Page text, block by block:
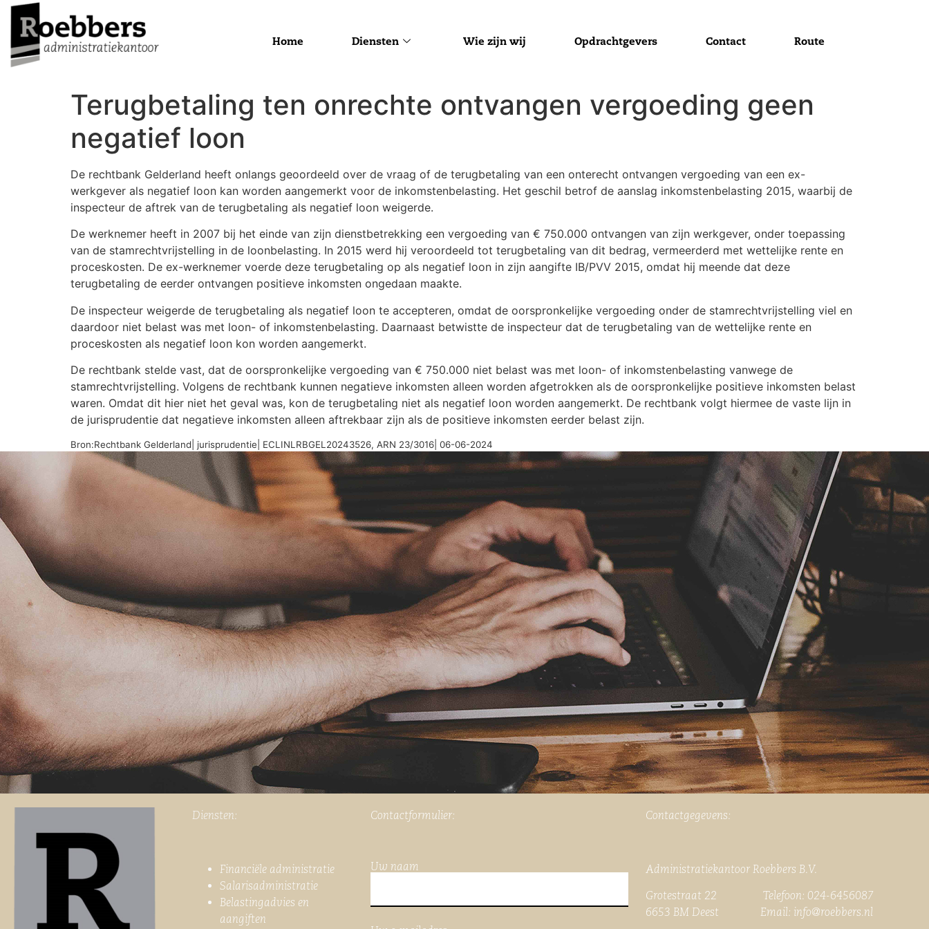
Home Diensten Wie zijn wij Opdrachtgevers Contact Route
Terugbetaling ten onrechte ontvangen vergoeding geen
negatief loon
De rechtbank Gelderland heeft onlangs geoordeeld over de vraag of de terugbetaling van een onterecht ontvangen vergoeding van een ex-
werkgever als negatief loon kan worden aangemerkt voor de inkomstenbelasting. Het geschil betrof de aanslag inkomstenbelasting 2015, waarbij de
inspecteur de aftrek van de terugbetaling als negatief loon weigerde.
De werknemer heeft in 2007 bij het einde van zijn dienstbetrekking een vergoeding van € 750.000 ontvangen van zijn werkgever, onder toepassing
van de stamrechtvrijstelling in de loonbelasting. In 2015 werd hij veroordeeld tot terugbetaling van dit bedrag, vermeerderd met wettelijke rente en
proceskosten. De ex-werknemer voerde deze terugbetaling op als negatief loon in zijn aangifte IB/PVV 2015, omdat hij meende dat deze
terugbetaling de eerder ontvangen positieve inkomsten ongedaan maakte.
De inspecteur weigerde de terugbetaling als negatief loon te accepteren, omdat de oorspronkelijke vergoeding onder de stamrechtvrijstelling viel en
daardoor niet belast was met loon- of inkomstenbelasting. Daarnaast betwistte de inspecteur dat de terugbetaling van de wettelijke rente en
proceskosten als negatief loon kon worden aangemerkt.
De rechtbank stelde vast, dat de oorspronkelijke vergoeding van € 750.000 niet belast was met loon- of inkomstenbelasting vanwege de
stamrechtvrijstelling. Volgens de rechtbank kunnen negatieve inkomsten alleen worden afgetrokken als de oorspronkelijke positieve inkomsten belast
waren. Omdat dit hier niet het geval was, kon de terugbetaling niet als negatief loon worden aangemerkt. De rechtbank volgt hiermee de vaste lijn in
de jurisprudentie dat negatieve inkomsten alleen aftrekbaar zijn als de positieve inkomsten eerder belast zijn.
Bron:Rechtbank Gelderland| jurisprudentie| ECLINLRBGEL20243526, ARN 23/3016| 06-06-2024
Diensten:
Financiële administratie
Salarisadministratie
Belastingadvies en
aangiften
Contactformulier:
Uw naam
Contactgegevens:
Administratiekantoor Roebbers B.V.
Grotestraat 22 Telefoon: 024-6456087
6653 BM Deest Email: info@roebbers.nl